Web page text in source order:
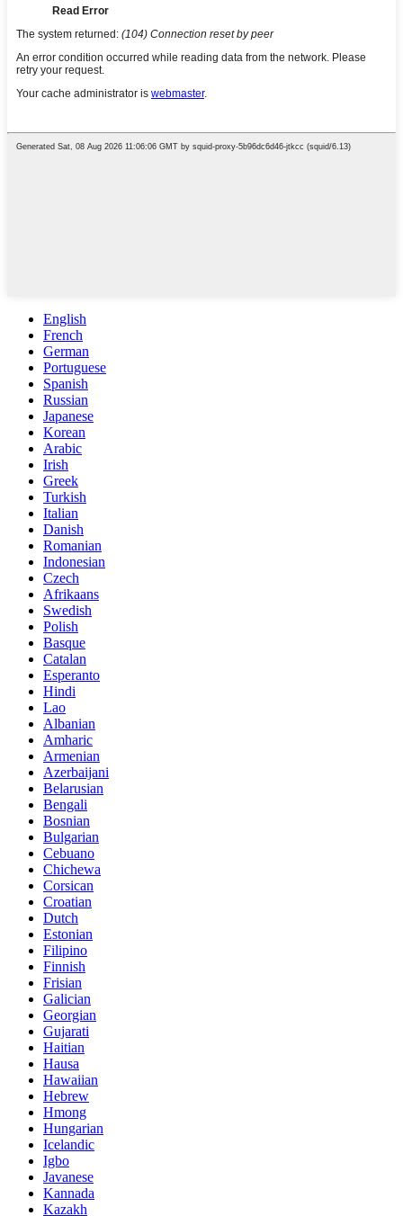
English
French
German
Portuguese
Spanish
Russian
Japanese
Korean
Arabic
Irish
Greek
Turkish
Italian
Danish
Romanian
Indonesian
Czech
Afrikaans
Swedish
Polish
Basque
Catalan
Esperanto
Hindi
Lao
Albanian
Amharic
Armenian
Azerbaijani
Belarusian
Bengali
Bosnian
Bulgarian
Cebuano
Chichewa
Corsican
Croatian
Dutch
Estonian
Filipino
Finnish
Frisian
Galician
Georgian
Gujarati
Haitian
Hausa
Hawaiian
Hebrew
Hmong
Hungarian
Icelandic
Igbo
Javanese
Kannada
Kazakh